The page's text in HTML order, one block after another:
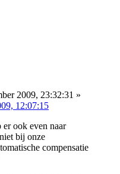
2009, 23:32:31 »
12:07:15
ook even naar
bij onze
compensatie